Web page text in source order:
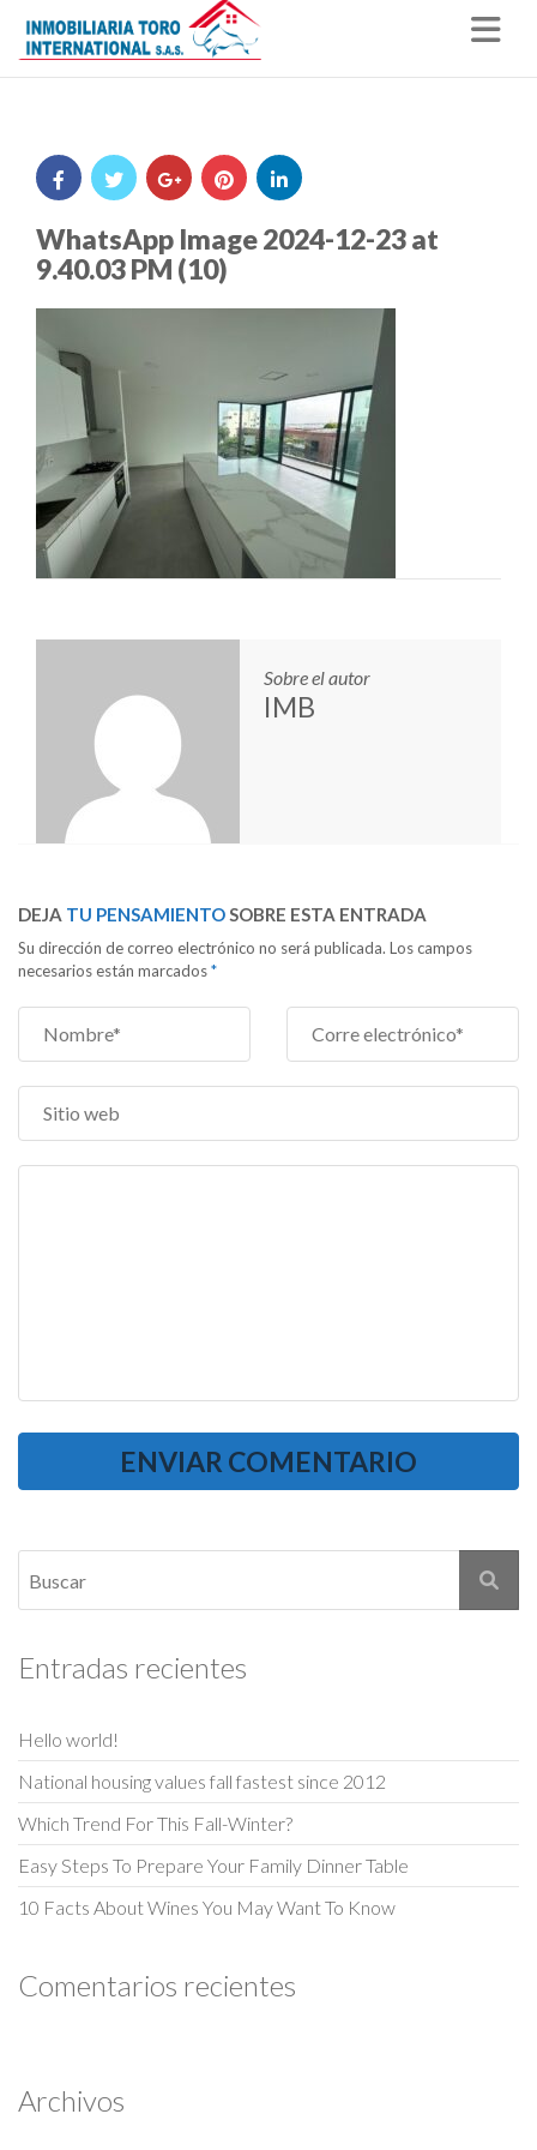
WhatsApp Image 2024-12-23 at
9.40.03 PM (10)
Sobre el autor
IMB
DEJA TU PENSAMIENTOSOBRE ESTA ENTRADA
Su dirección de correo electrónico no será publicada. Los campos
necesarios están marcados*
Entradas recientes
Hello world!
National housing values fall fastest since 2012
Which Trend For This Fall-Winter?
Easy Steps To Prepare Your Family Dinner Table
10 Facts About Wines You May Want To Know
Comentarios recientes
Archivos